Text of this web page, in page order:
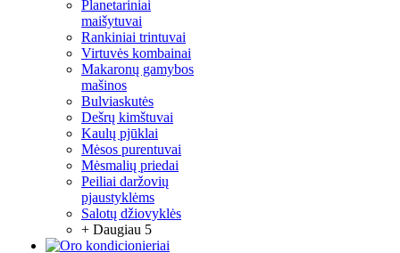
Planetariniai
maišytuvai
Rankiniai trintuvai
Virtuvės kombainai
Makaronų gamybos
mašinos
Bulviaskutės
Dešrų kimštuvai
Kaulų pjūklai
Mėsos purentuvai
Mėsmalių priedai
Peiliai daržovių
pjaustyklėms
Salotų džiovyklės
+ Daugiau 5